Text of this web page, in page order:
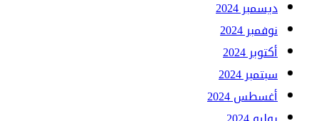
ديسمبر 2024
نوفمبر 2024
أكتوبر 2024
سبتمبر 2024
أغسطس 2024